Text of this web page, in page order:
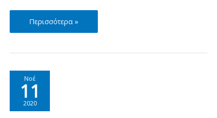
Ενίσχυση
του
ΑΙΜΟΔΟΣΙΑΣ-
Ε.ΚΕ.Α.
με
επικουρικό
Περισσότερα »
Νοέ
11
2020